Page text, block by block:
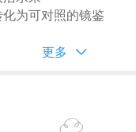
为可对照的镜鉴
：次级文化的因应之道
更多